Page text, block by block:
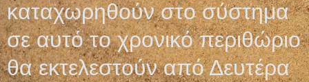
Ωράριο λειτουργίας
καταχωρηθούν στο σύστημα
σε αυτό το χρονικό περιθώριο
θα εκτελεστούν από Δευτέρα